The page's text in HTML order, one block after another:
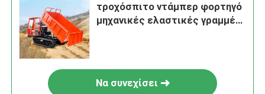
τροχόσπιτο ντάμπερ φορτηγό
μηχανικές ελαστικές γραμμές
Να συνεχίσει